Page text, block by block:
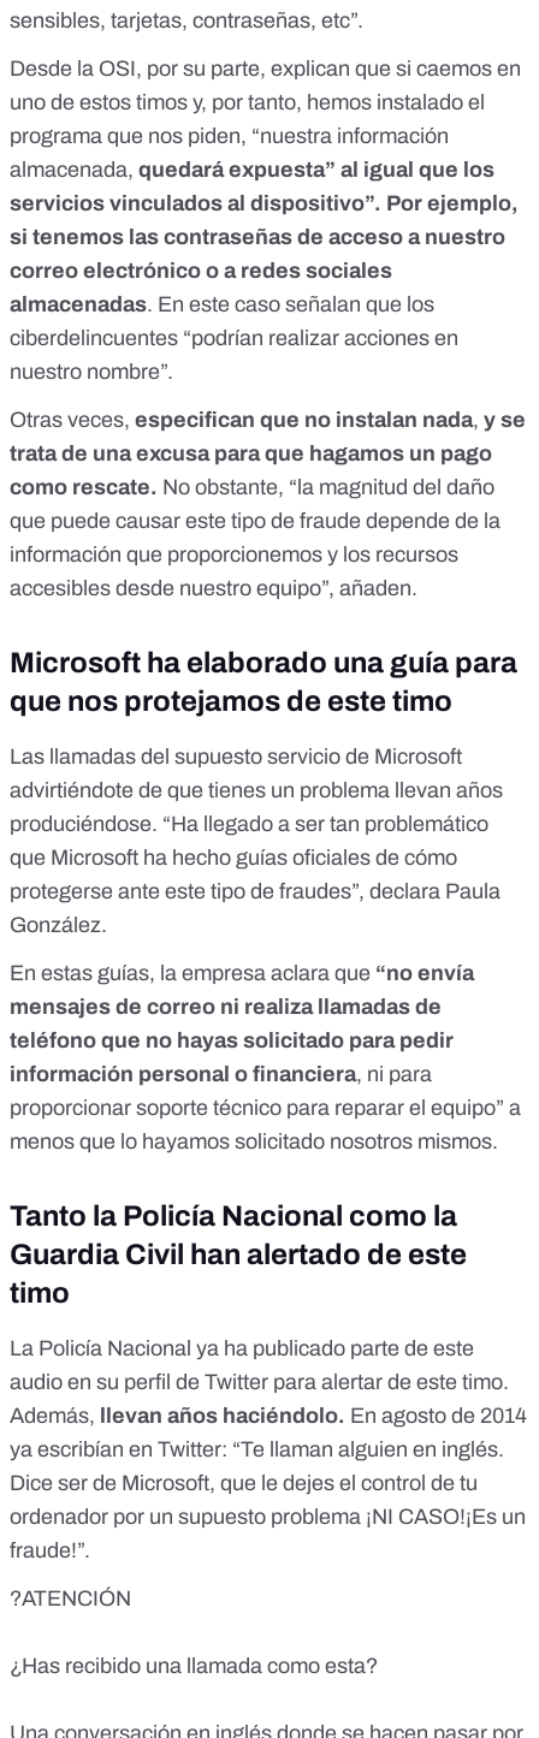
sensibles, tarjetas, contraseñas, etc”.
Desde la OSI, por su parte, explican que si caemos en
uno de estos timos y, por tanto, hemos instalado el
programa que nos piden, “nuestra información
almacenada, quedará expuesta” al igual que los
servicios vinculados al dispositivo”. Por ejemplo,
si tenemos las contraseñas de acceso a nuestro
correo electrónico o a redes sociales
almacenadas. En este caso señalan que los
ciberdelincuentes “podrían realizar acciones en
nuestro nombre”.
Otras veces, especifican que no instalan nada, y se
trata de una excusa para que hagamos un pago
como rescate. No obstante, “la magnitud del daño
que puede causar este tipo de fraude depende de la
información que proporcionemos y los recursos
accesibles desde nuestro equipo”, añaden.
Microsoft ha elaborado una guía para
que nos protejamos de este timo
Las llamadas del supuesto servicio de Microsoft
advirtiéndote de que tienes un problema llevan años
produciéndose. “Ha llegado a ser tan problemático
que Microsoft ha hecho guías oficiales de cómo
protegerse ante este tipo de fraudes”, declara Paula
González.
En estas guías, la empresa aclara que “no envía
mensajes de correo ni realiza llamadas de
teléfono que no hayas solicitado para pedir
información personal o financiera, ni para
proporcionar soporte técnico para reparar el equipo” a
menos que lo hayamos solicitado nosotros mismos.
Tanto la Policía Nacional como la
Guardia Civil han alertado de este
timo
La Policía Nacional ya ha publicado parte de este
audio en su perfil de Twitter para alertar de este timo.
Además, llevan años haciéndolo. En agosto de 2014
ya escribían en Twitter: “Te llaman alguien en inglés.
Dice ser de Microsoft, que le dejes el control de tu
ordenador por un supuesto problema ¡NI CASO!¡Es un
fraude!”.
?ATENCIÓN
¿Has recibido una llamada como esta?